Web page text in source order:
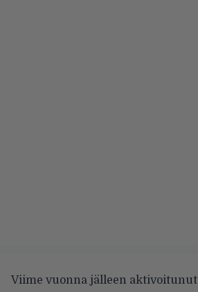
Viime vuonna jälleen aktivoitunut